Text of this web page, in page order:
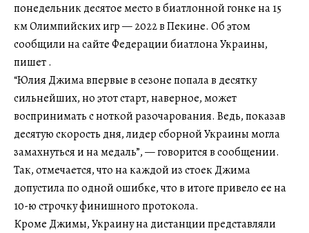
понедельник десятое место в биатлонной гонке на 15
км Олимпийских игр — 2022 в Пекине. Об этом
сообщили на сайте Федерации биатлона Украины,
пишет .
“Юлия Джима впервые в сезоне попала в десятку
сильнейших, но этот старт, наверное, может
воспринимать с ноткой разочарования. Ведь, показав
десятую скорость дня, лидер сборной Украины могла
замахнуться и на медаль”, — говорится в сообщении.
Так, отмечается, что на каждой из стоек Джима
допустила по одной ошибке, что в итоге привело ее на
10-ю строчку финишного протокола.
Кроме Джимы, Украину на дистанции представляли